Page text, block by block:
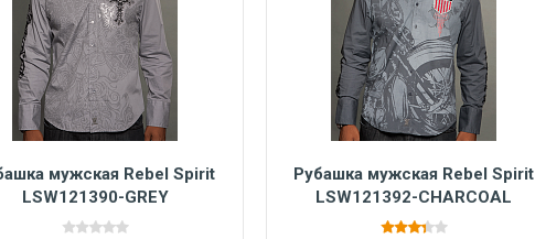
мужская Rebel Spirit
LSW121390-GREY
Рубашка мужская Rebel Spirit
LSW121392-CHARCOAL